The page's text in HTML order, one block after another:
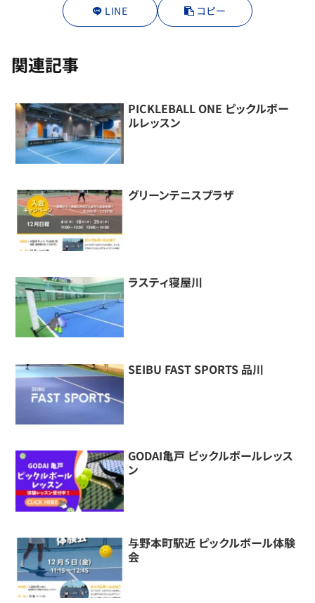
LINE コピー
関連記事
PICKLEBALL ONE ピックルボー
ルレッスン
グリーンテニスプラザ
ラスティ寝屋川
SEIBU FAST SPORTS 品川
GODAI亀戸 ピックルボールレッス
ン
与野本町駅近 ピックルボール体験
会